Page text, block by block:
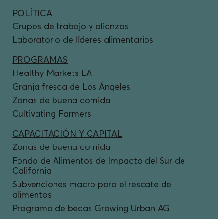
POLÍTICA
Grupos de trabajo y alianzas
Laboratorio de líderes alimentarios
PROGRAMAS
Healthy Markets LA
Granja fresca de Los Ángeles
Zonas de buena comida
Cultivating Farmers
CAPACITACIÓN Y CAPITAL
Zonas de buena comida
Fondo de Alimentos de Impacto del Sur de
California
Subvenciones macro para el rescate de
alimentos
Programa de becas Growing Urban AG